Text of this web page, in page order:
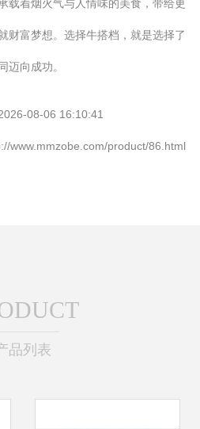
载着烟火气与人情味的美食，带给更
财富梦想。选择牛搭档，就是选择了
迈向成功。
08-06 16:10:41
www.mmzobe.com/product/86.html
品列表